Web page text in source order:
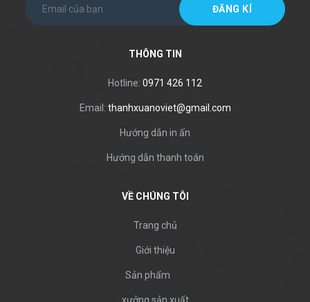
THÔNG TIN
Hotline: 0971 426 112
Email: thanhxuanoviet@gmail.com
Hướng dẫn in ấn
Hướng dẫn thanh toán
VỀ CHÚNG TÔI
Trang chủ
Giới thiệu
Sản phẩm